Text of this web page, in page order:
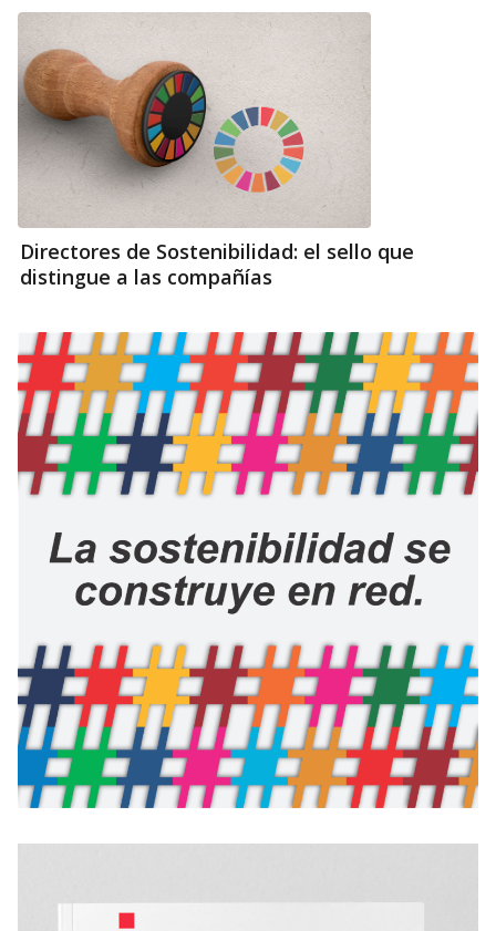
Directores de Sostenibilidad: el sello que
distingue a las compañías